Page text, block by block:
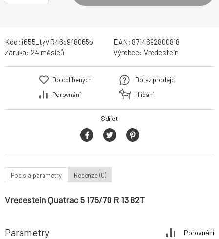
Kód: i655_tyVR46d9f8065b EAN: 8714692800818
Záruka: 24 měsíců Výrobce: Vredestein
Do oblíbených
Porovnání
Dotaz prodejci
Hlídání
Sdílet
Popis a parametry Recenze (0)
Vredestein Quatrac 5 175/70 R 13 82T
Parametry Porovnání